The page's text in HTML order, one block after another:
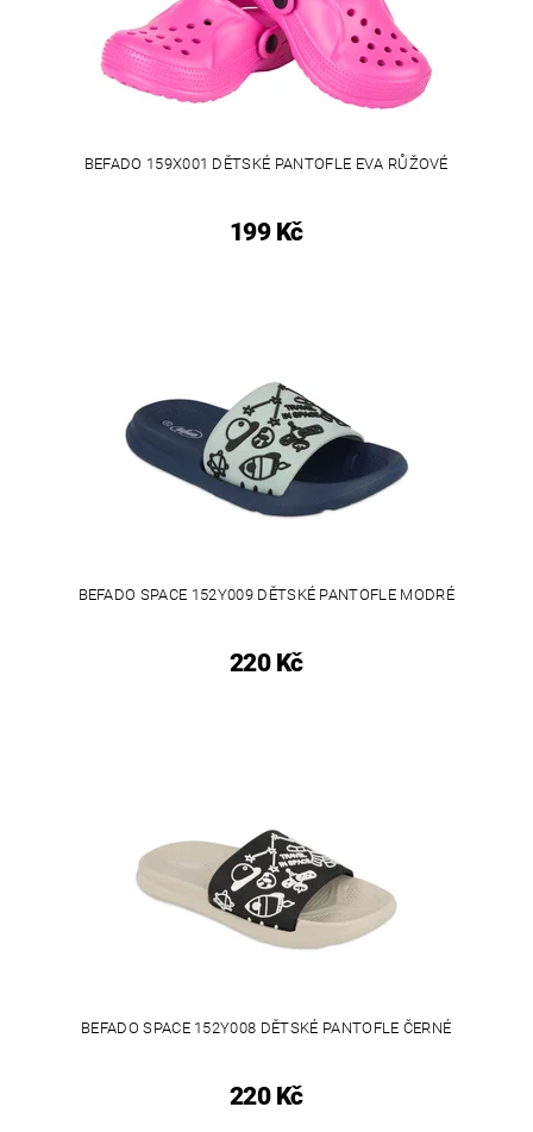
BEFADO 159X001 DĚTSKÉ PANTOFLE EVA RŮŽOVÉ
199 Kč
BEFADO SPACE 152Y009 DĚTSKÉ PANTOFLE MODRÉ
220 Kč
BEFADO SPACE 152Y008 DĚTSKÉ PANTOFLE ČERNÉ
220 Kč